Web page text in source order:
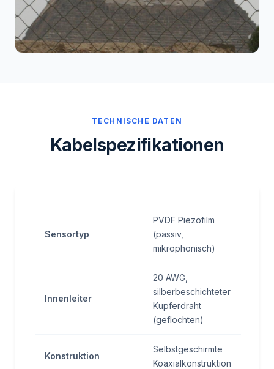
TECHNISCHE DATEN
Kabelspezifikationen
Sensortyp
PVDF Piezofilm
(passiv,
mikrophonisch)
Innenleiter
20 AWG,
silberbeschichteter
Kupferdraht
(geflochten)
Konstruktion
Selbstgeschirmte
Koaxialkonstruktion